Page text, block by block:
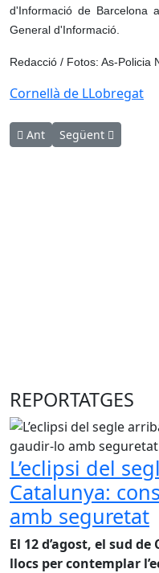
d'Informació de Barcelona
General d'Informació.
Redacció / Fotos: As-Policia
Cornellà de LLobregat
Article anterior: Presó
Ant Article següent:
Següent
REPORTATGES
L’eclipsi del
Catalunya:
amb seguretat
El 12 d’agost, el sud
llocs per contemplar